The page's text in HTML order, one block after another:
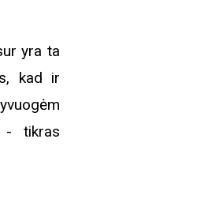
yra ta
kad ir
- tikras